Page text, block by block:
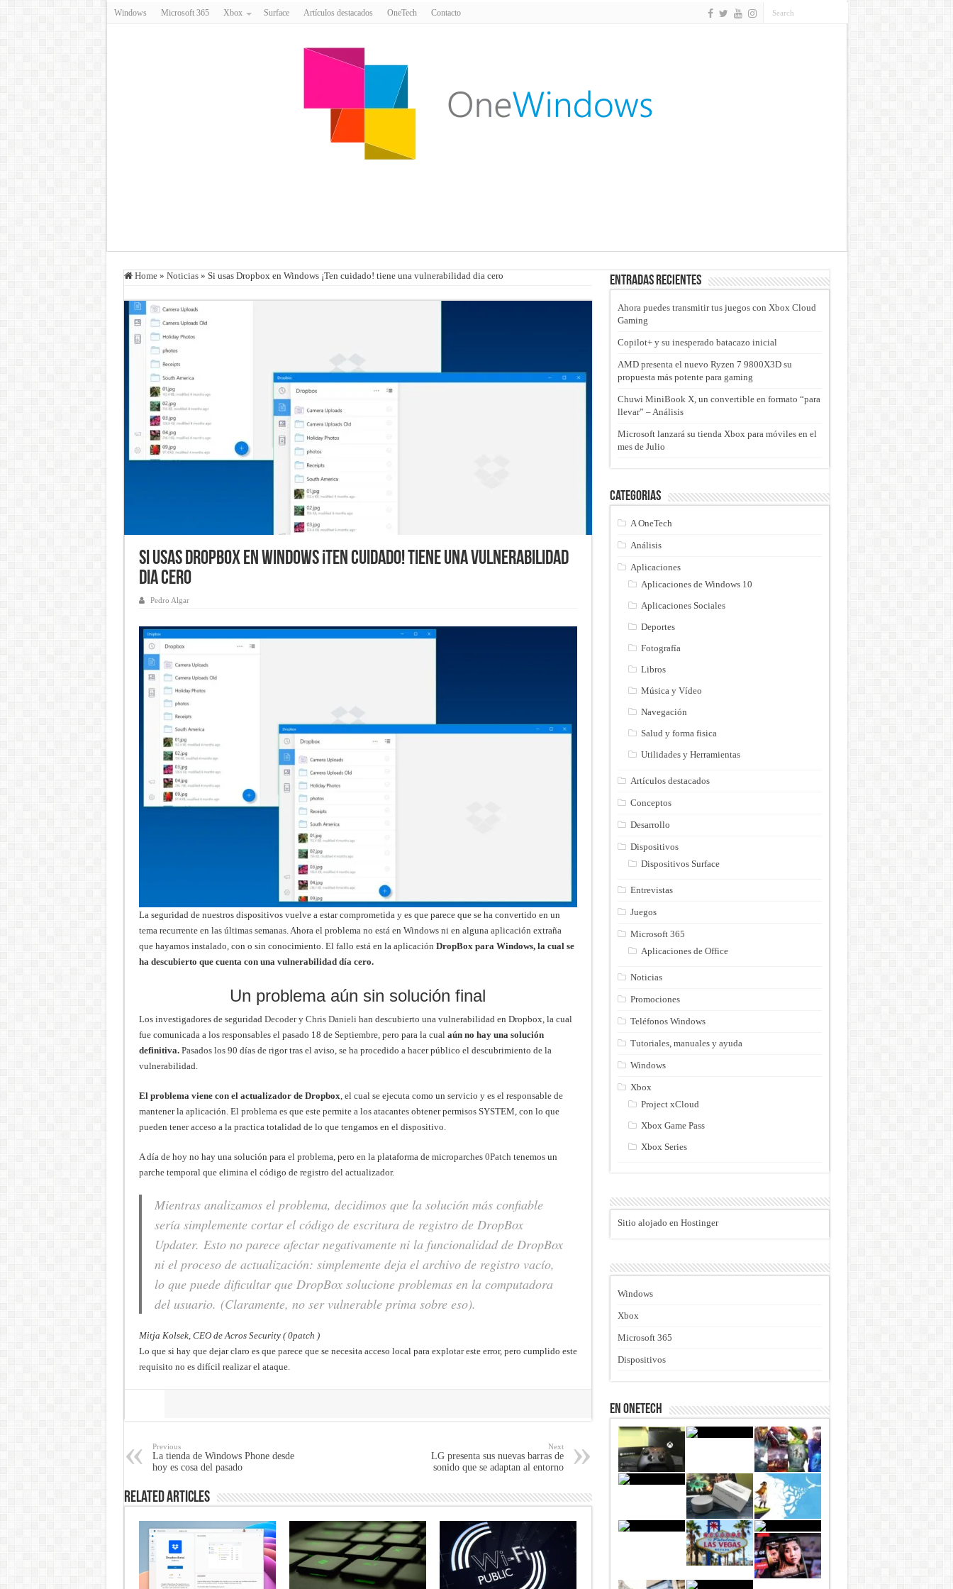
Windows Microsoft 365 Xbox Surface Artículos destacados OneTech Contacto
Home » Noticias » Si usas Dropbox en Windows ¡Ten cuidado! tiene una vulnerabilidad dia cero
Si usas Dropbox en Windows ¡Ten cuidado! tiene una vulnerabilidad
dia cero
Pedro Algar
La seguridad de nuestros dispositivos vuelve a estar comprometida y es que parece que se ha convertido en un
tema recurrente en las últimas semanas. Ahora el problema no está en Windows ni en alguna aplicación extraña
que hayamos instalado, con o sin conocimiento. El fallo está en la aplicación DropBox para Windows, la cual se
ha descubierto que cuenta con una vulnerabilidad día cero.
Un problema aún sin solución final
Los investigadores de seguridad Decodery Chris Danieli han descubierto una vulnerabilidad en Dropbox, la cual
fue comunicada a los responsables el pasado 18 de Septiembre, pero para la cual aún no hay una solución
definitiva.Pasados los 90 días de rigor tras el aviso, se ha procedido a hacer público el descubrimiento de la
vulnerabilidad.
El problema viene con el actualizador de Dropbox , el cual se ejecuta como un servicio y es el responsable de
mantener la aplicación. El problema es que este permite a los atacantes obtener permisos SYSTEM, con lo que
pueden tener acceso a la practica totalidad de lo que tengamos en el dispositivo.
A día de hoy no hay una solución para el problema, pero en la plataforma de microparches 0Patch tenemos un
parche temporal que elimina el código de registro del actualizador.
Mientras analizamos el problema, decidimos que la solución más confiable
sería simplemente cortar el código de escritura de registro de DropBox
Updater. Esto no parece afectar negativamente ni la funcionalidad de DropBox
ni el proceso de actualización: simplemente deja el archivo de registro vacío,
lo que puede dificultar que DropBox solucione problemas en la computadora
del usuario. (Claramente, no ser vulnerable prima sobre eso).
Mitja Kolsek, CEO de Acros Security ( 0patch )
Lo que si hay que dejar claro es que parece que se necesita acceso local para explotar este error, pero cumplido este
requisito no es difícil realizar el ataque.
Previous
La tienda de Windows Phone desde
hoy es cosa del pasado
Next
LG presenta sus nuevas barras de
sonido que se adaptan al entorno
Related Articles
Entradas recientes
Ahora puedes transmitir tus juegos con Xbox Cloud
Gaming
Copilot+ y su inesperado batacazo inicial
AMD presenta el nuevo Ryzen 7 9800X3D su
propuesta más potente para gaming
Chuwi MiniBook X, un convertible en formato “para
llevar” – Análisis
Microsoft lanzará su tienda Xbox para móviles en el
mes de Julio
Categorias
A OneTech
Análisis
Aplicaciones
Aplicaciones de Windows 10
Aplicaciones Sociales
Deportes
Fotografía
Libros
Música y Vídeo
Navegación
Salud y forma fisica
Utilidades y Herramientas
Artículos destacados
Conceptos
Desarrollo
Dispositivos
Dispositivos Surface
Entrevistas
Juegos
Microsoft 365
Aplicaciones de Office
Noticias
Promociones
Teléfonos Windows
Tutoriales, manuales y ayuda
Windows
Xbox
Project xCloud
Xbox Game Pass
Xbox Series
Sitio alojado en Hostinger
Windows
Xbox
Microsoft 365
Dispositivos
En Onetech